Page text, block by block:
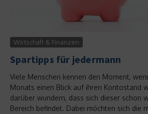
Wirtschaft & Finanzen
Spartipps für jedermann
Viele Menschen kennen den Moment,
Monats einen Blick auf ihren Kontostand
darüber wundern, dass sich dieser schon
Bereich befindet. Dabei möchten sich die